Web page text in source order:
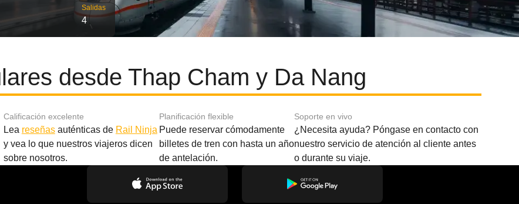
Salidas
4
desde Thap Cham y Da Nang
Calificación excelente
Lea reseñasauténticas de Rail Ninja
y vea lo que nuestros viajeros dicen
sobre nosotros.
Planificación flexible
Puede reservar cómodamente
billetes de tren con hasta un año
de antelación.
Soporte en vivo
¿Necesita ayuda? Póngase en contacto con
nuestro servicio de atención al cliente antes
o durante su viaje.